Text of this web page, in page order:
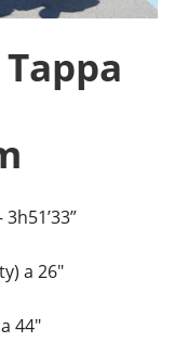
a 26″
44″